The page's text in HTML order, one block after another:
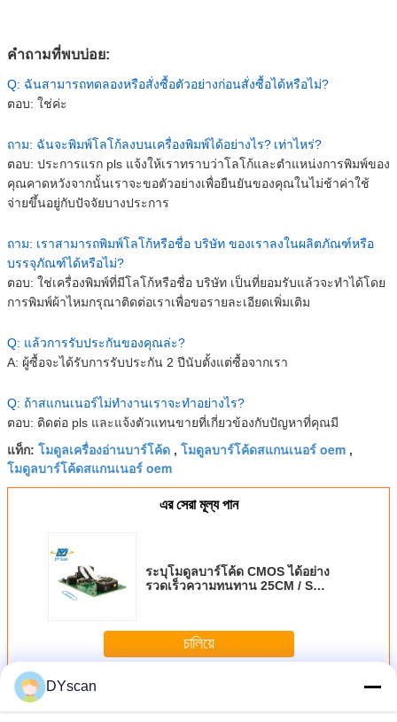
คำถามที่พบบ่อย:
Q: ฉันสามารถทดลองหรือสั่งซื้อตัวอย่างก่อนสั่งซื้อได้หรือไม่?
ตอบ: ใช่ค่ะ
ถาม: ฉันจะพิมพ์โลโก้ลงบนเครื่องพิมพ์ได้อย่างไร? เท่าไหร่?
ตอบ: ประการแรก pls แจ้งให้เราทราบว่าโลโก้และตำแหน่งการพิมพ์ของ
คุณคาดหวังจากนั้นเราจะขอตัวอย่างเพื่อยืนยันของคุณในไม่ช้าค่าใช้
จ่ายขึ้นอยู่กับปัจจัยบางประการ
ถาม: เราสามารถพิมพ์โลโก้หรือชื่อ บริษัท ของเราลงในผลิตภัณฑ์หรือ
บรรจุภัณฑ์ได้หรือไม่?
ตอบ: ใช่เครื่องพิมพ์ที่มีโลโก้หรือชื่อ บริษัท เป็นที่ยอมรับแล้วจะทำได้โดย
การพิมพ์ผ้าไหมกรุณาติดต่อเราเพื่อขอรายละเอียดเพิ่มเติม
Q: แล้วการรับประกันของคุณล่ะ?
A: ผู้ซื้อจะได้รับการรับประกัน 2 ปีนับตั้งแต่ซื้อจากเรา
Q: ถ้าสแกนเนอร์ไม่ทำงานเราจะทำอย่างไร?
ตอบ: ติดต่อ pls และแจ้งตัวแทนขายที่เกี่ยวข้องกับปัญหาที่คุณมี
แท็ก: โมดูลเครื่องอ่านบาร์โค้ด , โมดูลบาร์โค้ดสแกนเนอร์ oem ,
โมดูลบาร์โค้ดสแกนเนอร์ oem
এর সেরা মূল্য পান
ระบุโมดูลบาร์โค้ด CMOS ได้อย่าง
รวดเร็วความทนทาน 25CM / S
চালিয়ে
มากกว่า เครื่องสแกนบาร์โค้ด
DYscan